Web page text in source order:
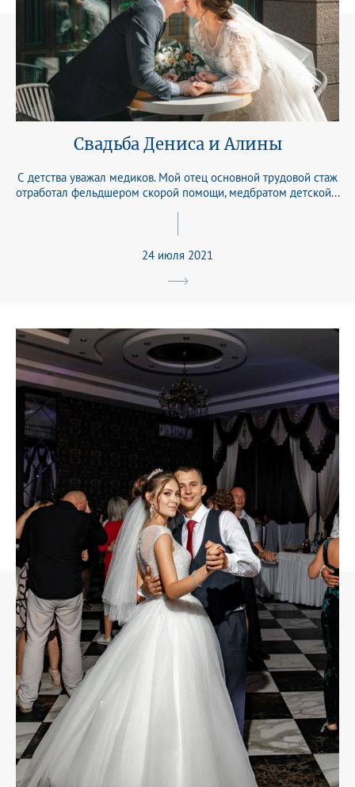
Свадьба Дениса и Алины
С детства уважал медиков. Мой отец основной трудовой стаж
отработал фельдшером скорой помощи, медбратом детской...
24 июля 2021